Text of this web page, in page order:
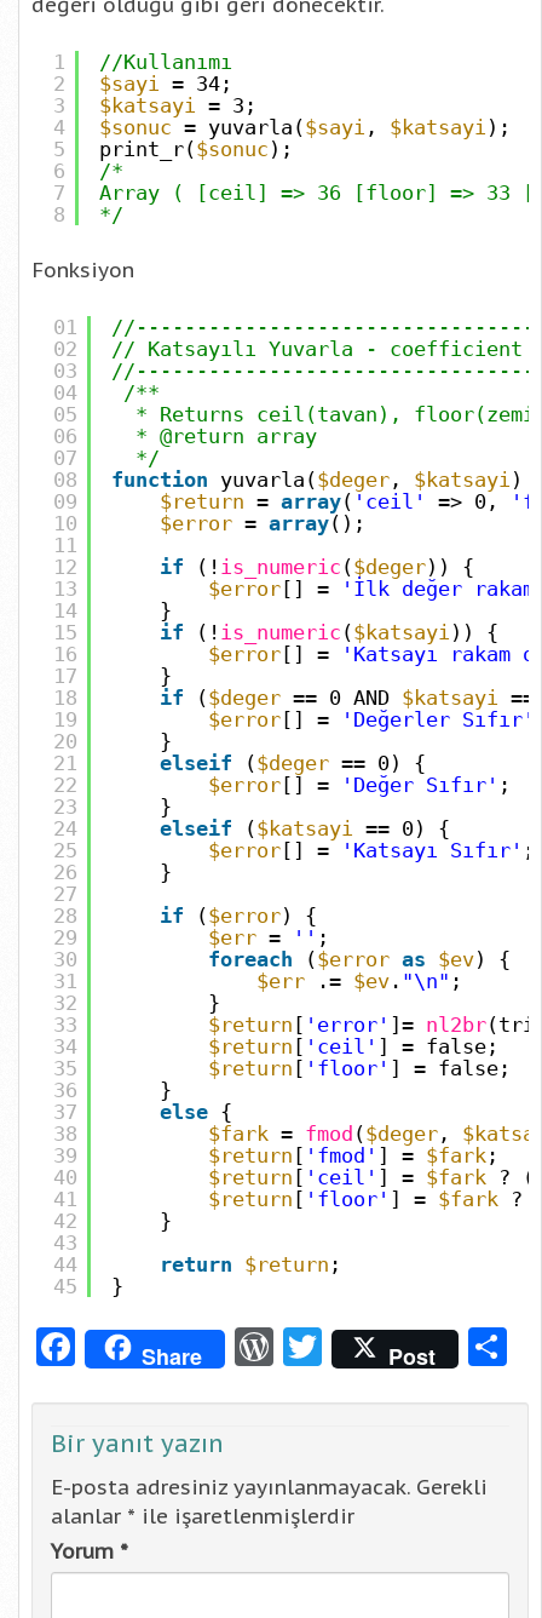
1
2
3
4
5
6
7
8
//Kullanımı
$sayi
= 34;
$katsayi
= 3;
$sonuc = yuvarla($sayi , $katsayi );
print_r($sonuc );
/*
Array ( [ceil] => 36 [floor] => 33
*/
Fonksiyon
01
02
03
04
05
06
07
08
09
10
11
12
13
14
15
16
17
18
19
20
21
22
23
24
25
26
27
28
29
30
31
32
33
34
35
36
37
38
39
40
41
42
43
44
45
// Katsayılı Yuvarla - coefficient
/**
* Returns ceil(tavan),
* @return array
*/
function yuvarla($deger , $katsayi )
$return = array( 'ceil' => 0,
$error = array();
if
(! is_numeric ($deger)) {
$error[] =
'İlk değer
}
if
(! is_numeric ($katsayi )) {
$error[] =
'Katsayı rakam
}
if
($deger == 0 AND $katsayi
$error[] = 'Değerler Sıfır'
}
elseif
($deger == 0) {
$error[] = 'Değer Sıfır' ;
}
elseif
($katsayi
== 0) {
$error[] = 'Katsayı Sıfır' ;
}
if
($error) {
$err = '' ;
foreach
($error as $ev) {
$err
.= $ev . "\n" ;
}
$return [ 'error' ]= nl2br
$return [ 'ceil' ] = false;
$return [ 'floor' ] = false;
}
else {
$fark = fmod ($deger ,
$return [ 'fmod' ] = $fark ;
$return [ 'ceil' ] = $fark ? (
$return [ 'floor' ] = $fark ?
}
return $return ;
}
Facebook
Share WordPress
Twitter
Post
Bir yanıt yazın
E-posta adresiniz yayınlanmayacak. Gerekli
alanlar * ile işaretlenmişlerdir
Yorum *